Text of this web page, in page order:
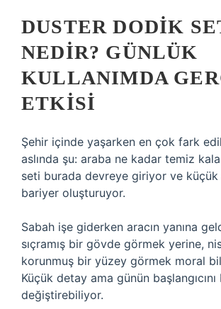
DUSTER DODIK
NEDIR? GÜNLÜK
KULLANIMDA
ETKISI
Şehir içinde yaşarken en çok fark
aslında şu: araba ne kadar temiz
seti burada devreye giriyor ve
bariyer oluşturuyor.
Sabah işe giderken aracın yanına
sıçramış bir gövde görmek yerine,
korunmuş bir yüzey görmek moral
Küçük detay ama günün başlangıcını
değiştirebiliyor.